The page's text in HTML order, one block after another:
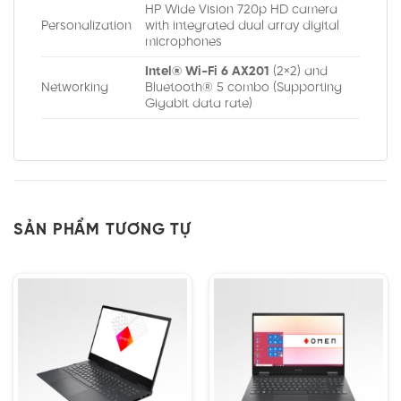
Personalization
HP Wide Vision 720p HD camera
with integrated dual array digital
microphones
Networking
Intel® Wi-Fi 6 AX201 (2×2) and
Bluetooth® 5 combo (Supporting
Gigabit data rate)
SẢN PHẨM TƯƠNG TỰ